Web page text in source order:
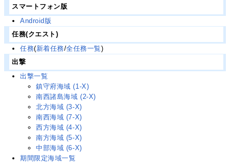
スマートフォン版
Android版
任務(クエスト)
任務(新着任務/全任務一覧)
出撃
出撃一覧
鎮守府海域 (1-X)
南西諸島海域 (2-X)
北方海域 (3-X)
南西海域 (7-X)
西方海域 (4-X)
南方海域 (5-X)
中部海域 (6-X)
期間限定海域一覧